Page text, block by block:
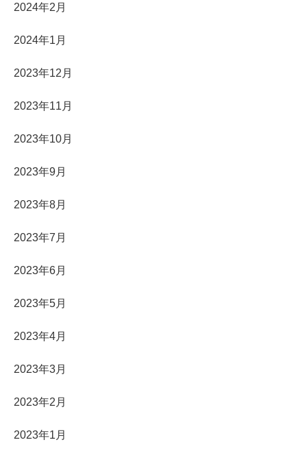
2024年2月
2024年1月
2023年12月
2023年11月
2023年10月
2023年9月
2023年8月
2023年7月
2023年6月
2023年5月
2023年4月
2023年3月
2023年2月
2023年1月